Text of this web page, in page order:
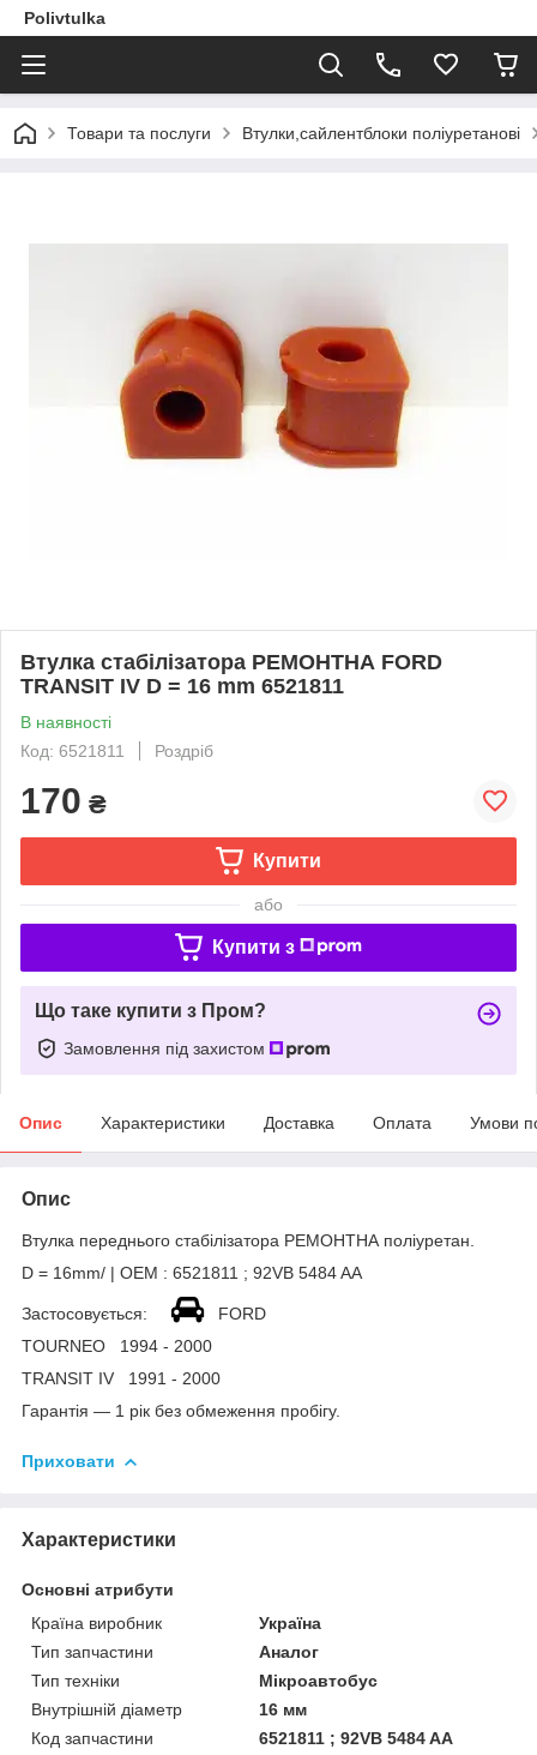
Polivtulka
Товари та послуги Втулки,сайлентблоки поліуретанові
Втулка стабілізатора РЕМОНТНА FORD
TRANSIT IV D = 16 mm 6521811
В наявності
Код: 6521811
Роздріб
170 ₴
Купити
або
Купити з
Що таке купити з Пром?
Замовлення під захистом
Опис Характеристики Доставка Оплата Умови
Опис
Втулка переднього стабілізатора РЕМОНТНА поліуретан.
D = 16mm/ | OEM : 6521811 ; 92VB 5484 AA
Застосовується:
FORD
TOURNEO 1994 - 2000
TRANSIT IV 1991 - 2000
Гарантія — 1 рік без обмеження пробігу.
Приховати
Характеристики
Основні атрибути
Країна виробник
Україна
Тип запчастини
Аналог
Тип техніки
Мікроавтобус
Внутрішній діаметр
16 мм
Код запчастини
6521811 ; 92VB 5484 AA